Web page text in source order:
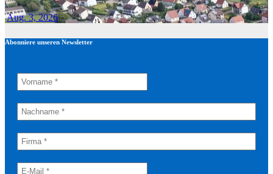
Aug. 3, 2026
Abonniere unseren Newsletter